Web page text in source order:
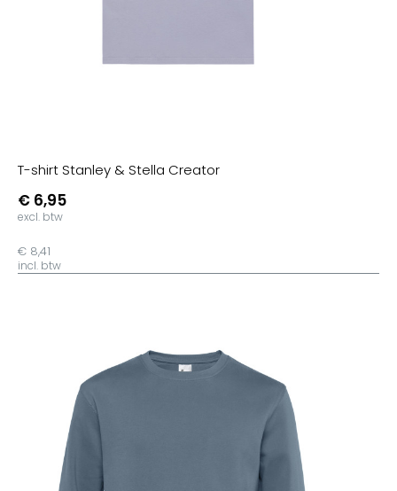
T-shirt Stanley & Stella Creator
€ 6,95
excl. btw
€ 8,41
incl. btw